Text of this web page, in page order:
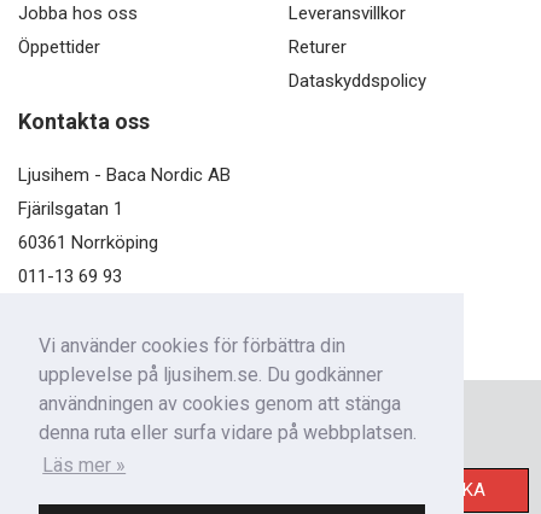
Vi använder cookies för förbättra din
upplevelse på ljusihem.se. Du godkänner
användningen av cookies genom att stänga
denna ruta eller surfa vidare på webbplatsen.
Läs mer »
Jobba hos oss
Öppettider
Leveransvillkor
Returer
Dataskyddspolicy
Kontakta oss
Ljusihem - Baca Nordic AB
Fjärilsgatan 1
60361 Norrköping
011-13 69 93
Nyhetsbrev
SKICKA